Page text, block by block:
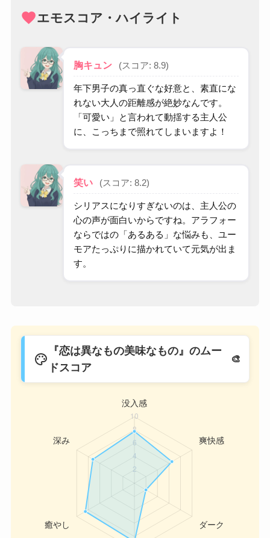
favoriteエモスコア・ハイライト
胸キュン (スコア: 8.9)
年下男子の真っ直ぐな好意と、素直にな
れない大人の距離感が絶妙なんです。
「可愛い」と言われて動揺する主人公
に、こっちまで照れてしまいますよ！
笑い (スコア: 8.2)
シリアスになりすぎないのは、主人公の
心の声が面白いからですね。アラフォー
ならではの「あるある」な悩みも、ユー
モアたっぷりに描かれていて元気が出ま
す。
palette
『恋は異なもの美味なもの』のムー
ドスコア